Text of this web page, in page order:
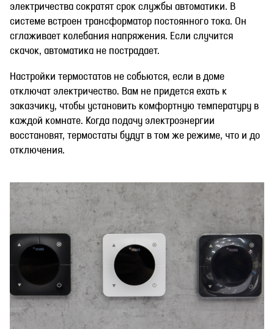
электричества сократят срок службы автоматики. В
системе встроен трансформатор постоянного тока. Он
сглаживает колебания напряжения. Если случится
скачок, автоматика не пострадает.
Настройки термостатов не собьются, если в доме
отключат электричество. Вам не придется ехать к
заказчику, чтобы установить комфортную температуру в
каждой комнате. Когда подачу электроэнергии
восстановят, термостаты будут в том же режиме, что и до
отключения.